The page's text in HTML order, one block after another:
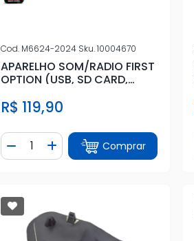
Cod. M6624-2024 Sku.10004670
APARELHO SOM/RADIO FIRST
OPTION (USB, SD CARD,
R$ 119,90
Diminuir Quantidade
Quantidade
Adicionar Quantidade
Comprar